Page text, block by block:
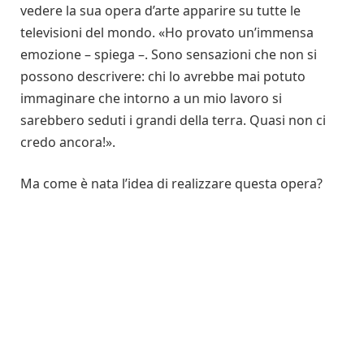
vedere la sua opera d’arte apparire su tutte le
televisioni del mondo. «Ho provato un’immensa
emozione – spiega –. Sono sensazioni che non si
possono descrivere: chi lo avrebbe mai potuto
immaginare che intorno a un mio lavoro si
sarebbero seduti i grandi della terra. Quasi non ci
credo ancora!».
Ma come è nata l’idea di realizzare questa opera?